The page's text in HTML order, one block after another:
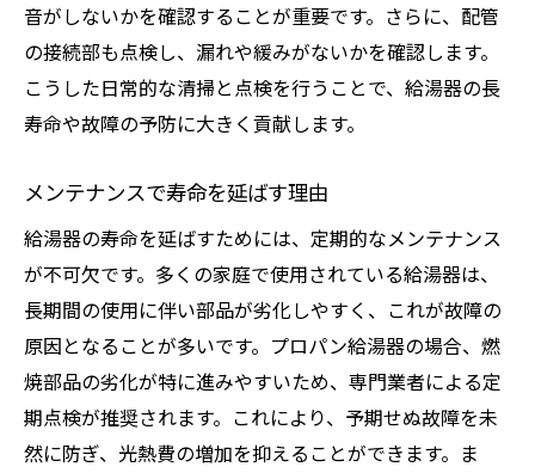
音がしないかを確認することが重要です。さらに、配管
の接続部も点検し、漏れや緩みがないかを確認します。
こうした日常的な清掃と点検を行うことで、給湯器の長
寿命や故障の予防に大きく貢献します。
メンテナンスで寿命を延ばす理由
給湯器の寿命を延ばすためには、定期的なメンテナンス
が不可欠です。多くの家庭で使用されている給湯器は、
長期間の使用に伴い部品が劣化しやすく、これが故障の
原因となることが多いです。プロパン給湯器の場合、燃
焼部品の劣化が特に進みやすいため、専門業者による定
期点検が推奨されます。これにより、予期せぬ故障を未
然に防ぎ、光熱費の増加を抑えることができます。ま